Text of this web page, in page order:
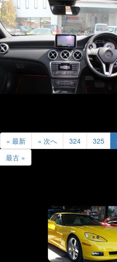
« 最新 « 次へ 324 325
最古 »